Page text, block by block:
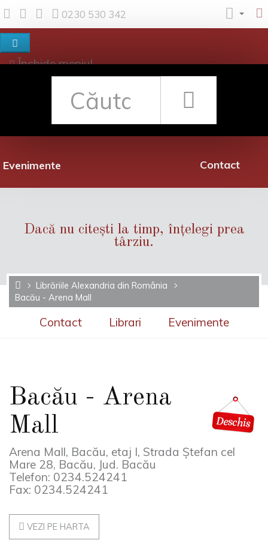
0230 530 342
Închide meniul
Evenimente
Rețea librării
Contact
Dacă nu citești la timp, înțelegi prea
târziu.
Librăriile Alexandria din România
Bacău - Arena Mall
Contact Librari Evenimente
Bacău - Arena
Mall
Arena Mall, Bacău, etaj I, Strada Ștefan cel
Mare 28, Bacău, Jud. Bacău
Telefon: 0234.524241
Fax: 0234.524241
VEZI PE HARTA